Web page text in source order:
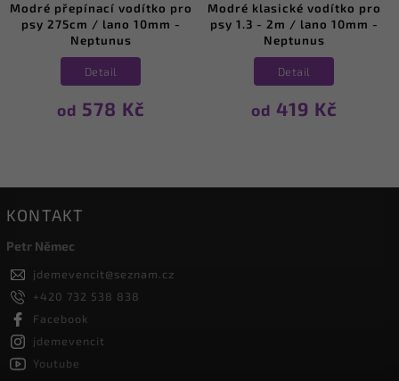
Modré přepínací vodítko pro
psy 275cm / lano 10mm -
Neptunus
od 578 Kč
Detail
Modré klasické vodítko pro
psy 1.3 - 2m / lano 10mm -
Neptunus
od 419 Kč
Detail
KONTAKT
Petr Němec
jdemevencit@seznam.cz
+420 732 538 838
Facebook
jdemevencit
Youtube